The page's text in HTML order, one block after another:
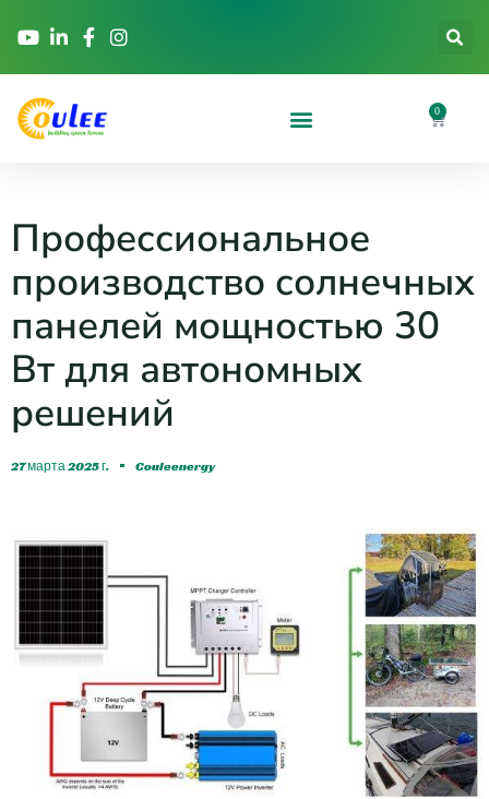
0
Профессиональное
производство солнечных
панелей мощностью 30
Вт для автономных
решений
27 марта 2025 г. Couleenergy